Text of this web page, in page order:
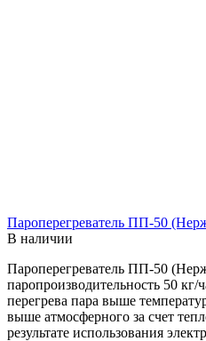
Пароперегреватель ПП-50
В наличии
Пароперегреватель ПП-50
паропроизводительность 50 кг/
перегрева пара выше
выше атмосферного за счет
результате использования